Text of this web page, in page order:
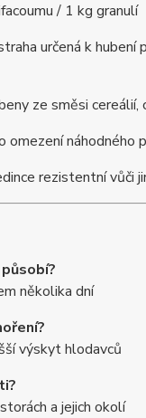
/ 1 kg granulí
určená k
ze směsi
omezení náhodného
rezistentní vůči
několika dní
výskyt hlodavců
a jejich okolí